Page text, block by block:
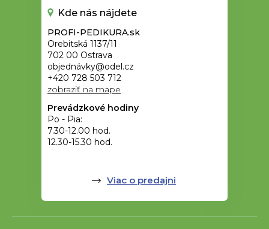
Kde nás nájdete
PROFI-PEDIKURA.sk
Orebitská 1137/11
702 00 Ostrava
objednávky@odel.cz
+420 728 503 712
zobraziť na mape
Prevádzkové hodiny
Po - Pia:
7.30-12.00 hod.
12.30-15.30 hod.
Viac o predajni